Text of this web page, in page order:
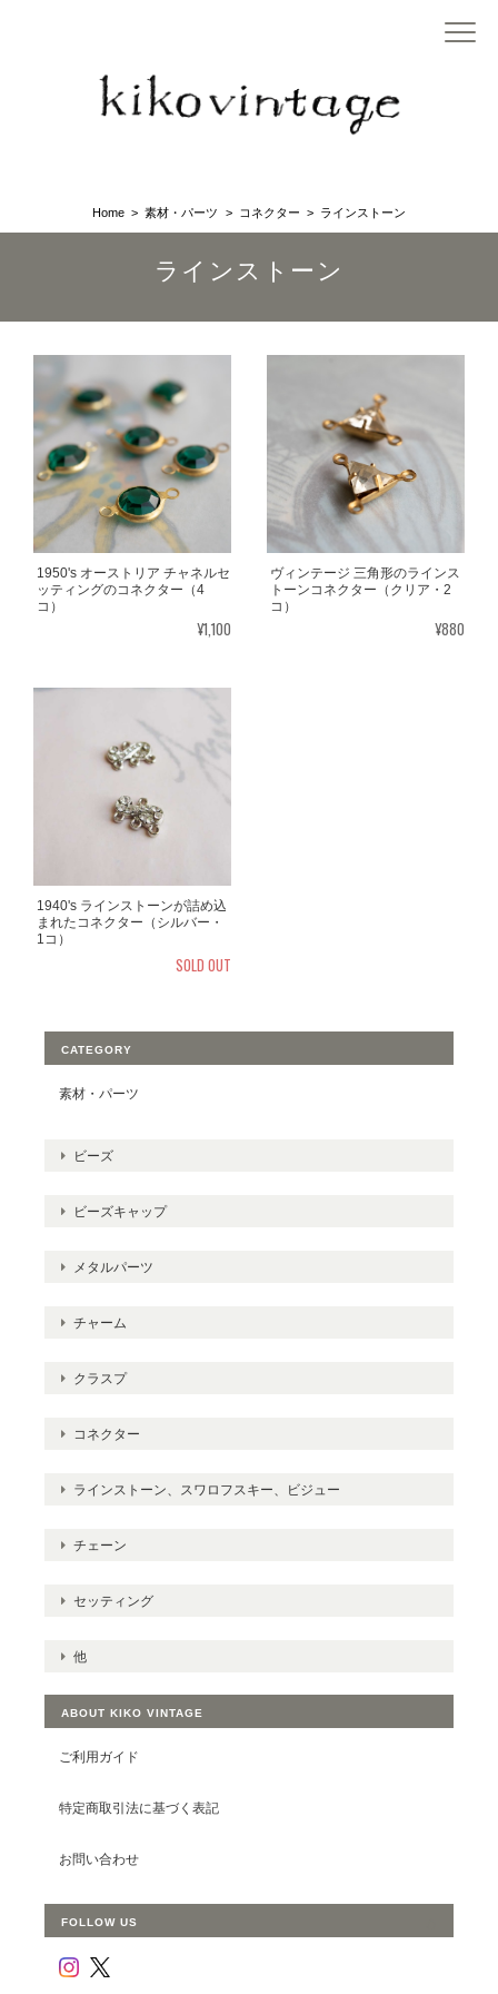
Home 素材・パーツ コネクター ラインストーン
ラインストーン
1950's オーストリア チャネルセ
ッティングのコネクター（4
コ）
¥1,100
ヴィンテージ 三角形のラインス
トーンコネクター（クリア・2
コ）
¥880
1940's ラインストーンが詰め込
まれたコネクター（シルバー・
1コ）
SOLD OUT
CATEGORY
素材・パーツ
ビーズ
ビーズキャップ
メタルパーツ
チャーム
クラスプ
コネクター
ラインストーン、スワロフスキー、ビジュー
チェーン
セッティング
他
ABOUT KIKO VINTAGE
ご利用ガイド
特定商取引法に基づく表記
お問い合わせ
FOLLOW US